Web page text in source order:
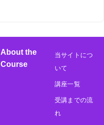
About the
Course
当サイトにつ
いて
講座一覧
受講までの流
れ